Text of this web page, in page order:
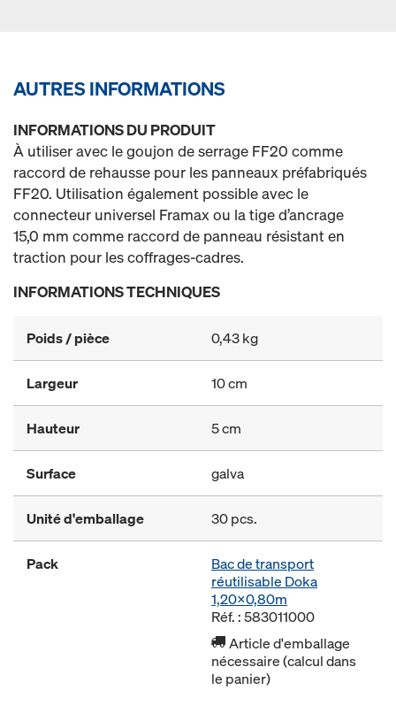
AUTRES INFORMATIONS
INFORMATIONS DU PRODUIT
À utiliser avec le goujon de serrage FF20 comme
raccord de rehausse pour les panneaux préfabriqués
FF20. Utilisation également possible avec le
connecteur universel Framax ou la tige d’ancrage
15,0 mm comme raccord de panneau résistant en
traction pour les coffrages-cadres.
INFORMATIONS TECHNIQUES
Poids / pièce 0,43 kg
Largeur 10 cm
Hauteur 5 cm
Surface galva
Unité d'emballage 30 pcs.
Pack
Bac de transport
réutilisable Doka
1,20x0,80m
Réf. : 583011000
Article d'emballage
nécessaire (calcul dans
le panier)